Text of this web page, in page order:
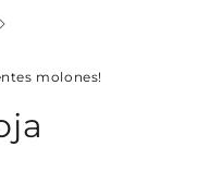
molones!